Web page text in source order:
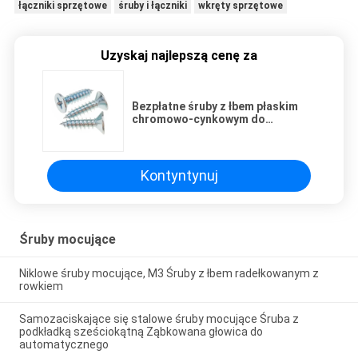
łączniki sprzętowe śruby i łączniki wkręty sprzętowe
Uzyskaj najlepszą cenę za
Bezpłatne śruby z łbem płaskim
chromowo-cynkowym do
Kontyntynuj
Śruby mocujące
Niklowe śruby mocujące, M3 Śruby z łbem radełkowanym z
rowkiem
Samozaciskające się stalowe śruby mocujące Śruba z
podkładką sześciokątną Ząbkowana głowica do
automatycznego